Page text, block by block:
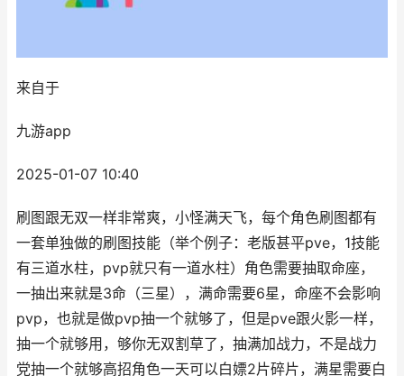
来自于
九游app
2025-01-07 10:40
刷图跟无双一样非常爽，小怪满天飞，每个角色刷图都有
一套单独做的刷图技能（举个例子：老版甚平pve，1技能
有三道水柱，pvp就只有一道水柱）角色需要抽取命座，
一抽出来就是3命（三星），满命需要6星，命座不会影响
pvp，也就是做pvp抽一个就够了，但是pve跟火影一样，
抽一个就够用，够你无双割草了，抽满加战力，不是战力
党抽一个就够高招角色一天可以白嫖2片碎片，满星需要白